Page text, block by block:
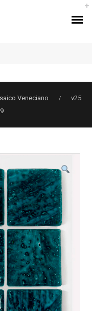
Veneciano /
v25